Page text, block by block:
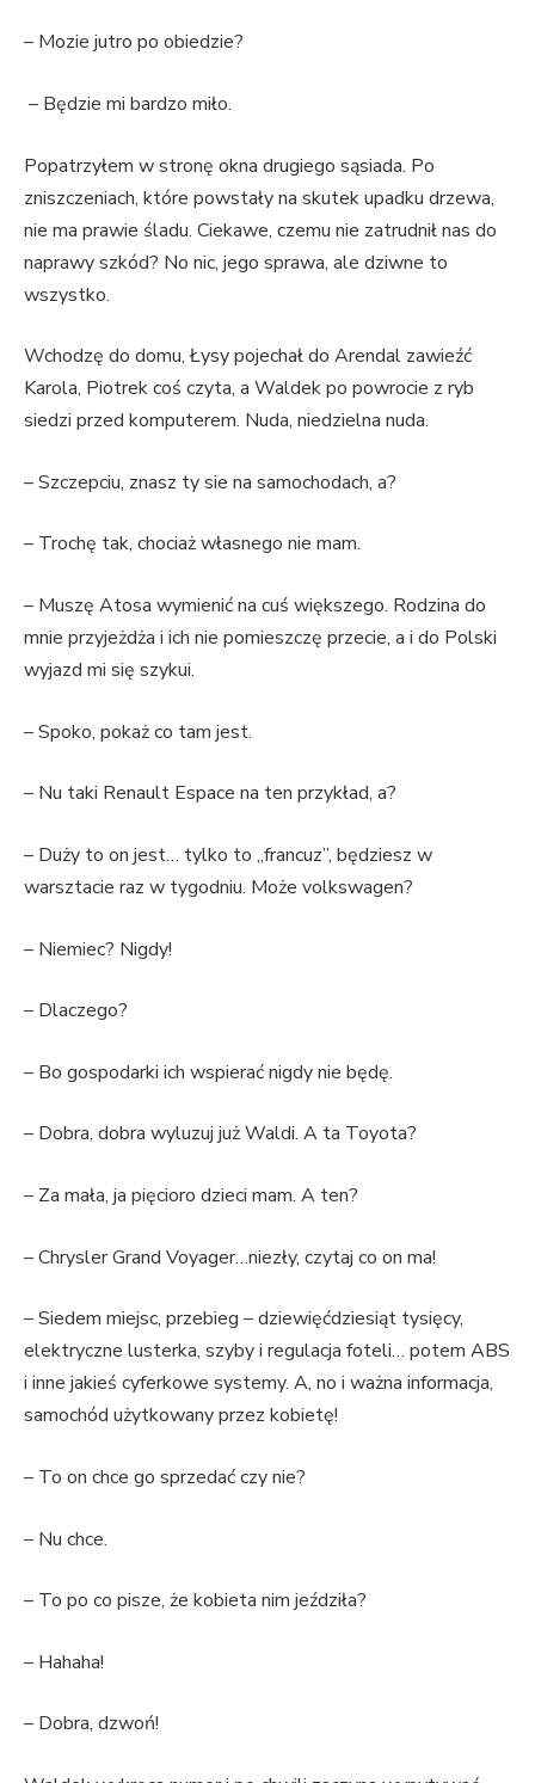
– Mozie jutro po obiedzie?
– Będzie mi bardzo miło.
Popatrzyłem w stronę okna drugiego sąsiada. Po
zniszczeniach, które powstały na skutek upadku drzewa,
nie ma prawie śladu. Ciekawe, czemu nie zatrudnił nas do
naprawy szkód? No nic, jego sprawa, ale dziwne to
wszystko.
Wchodzę do domu, Łysy pojechał do Arendal zawieźć
Karola, Piotrek coś czyta, a Waldek po powrocie z ryb
siedzi przed komputerem. Nuda, niedzielna nuda.
– Szczepciu, znasz ty sie na samochodach, a?
– Trochę tak, chociaż własnego nie mam.
– Muszę Atosa wymienić na cuś większego. Rodzina do
mnie przyjeżdża i ich nie pomieszczę przecie, a i do Polski
wyjazd mi się szykui.
– Spoko, pokaż co tam jest.
– Nu taki Renault Espace na ten przykład, a?
– Duży to on jest… tylko to „francuz”, będziesz w
warsztacie raz w tygodniu. Może volkswagen?
– Niemiec? Nigdy!
– Dlaczego?
– Bo gospodarki ich wspierać nigdy nie będę.
– Dobra, dobra wyluzuj już Waldi. A ta Toyota?
– Za mała, ja pięcioro dzieci mam. A ten?
– Chrysler Grand Voyager…niezły, czytaj co on ma!
– Siedem miejsc, przebieg – dziewięćdziesiąt tysięcy,
elektryczne lusterka, szyby i regulacja foteli… potem ABS
i inne jakieś cyferkowe systemy. A, no i ważna informacja,
samochód użytkowany przez kobietę!
– To on chce go sprzedać czy nie?
– Nu chce.
– To po co pisze, że kobieta nim jeździła?
– Hahaha!
– Dobra, dzwoń!